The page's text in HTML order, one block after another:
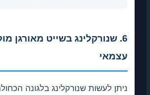
6. שנורקלינג בשייט מאורגן
עצמאי
ניתן לעשות שנורקלינג בלגונה